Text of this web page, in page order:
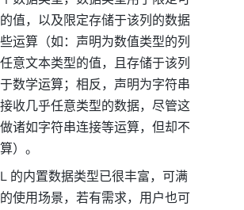
值，以及限定存储于该列的数据
运算（如：声明为数值类型的列
意文本类型的值，且存储于该列
数学运算；相反，声明为字符串
收几乎任意类型的数据，尽管这
诸如字符串连接等运算，但却不
）。
的内置数据类型已很丰富，可满
使用场景，若有需求，用户也可